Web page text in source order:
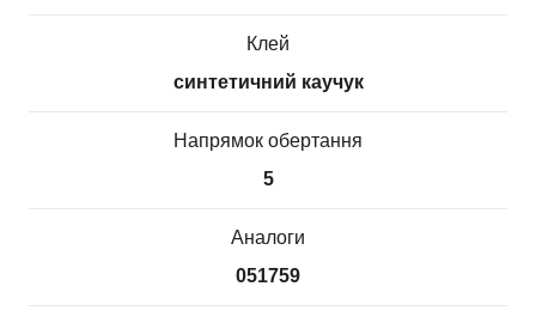
Клей
синтетичний каучук
Напрямок обертання
5
Аналоги
051759